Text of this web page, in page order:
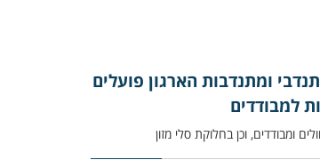
ומתנדבות הארגון פועלים
למבודדים
ומבודדים, וכן בחלוקת סלי מזון